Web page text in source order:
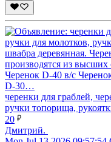
черенки для граблей,
ручки топорища,
20
Дмитрий.